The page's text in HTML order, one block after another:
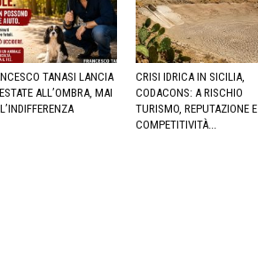
TANASI LANCIA
ALL’OMBRA, MAI
CRISI IDRICA IN SICILIA,
CODACONS: A RISCHIO
TURISMO, REPUTAZIONE E
COMPETITIVITÀ...